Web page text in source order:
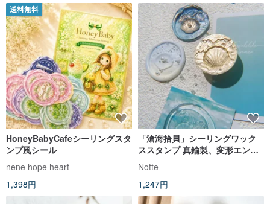
送料無料
HoneyBabyCafeシーリングスタ
ンプ風シール
nene hope heart
1,398円
「滄海拾貝」シーリングワック
ススタンプ 真鍮製、変形エンボ
ス加工 DIY手帳素材
Notte
1,247円